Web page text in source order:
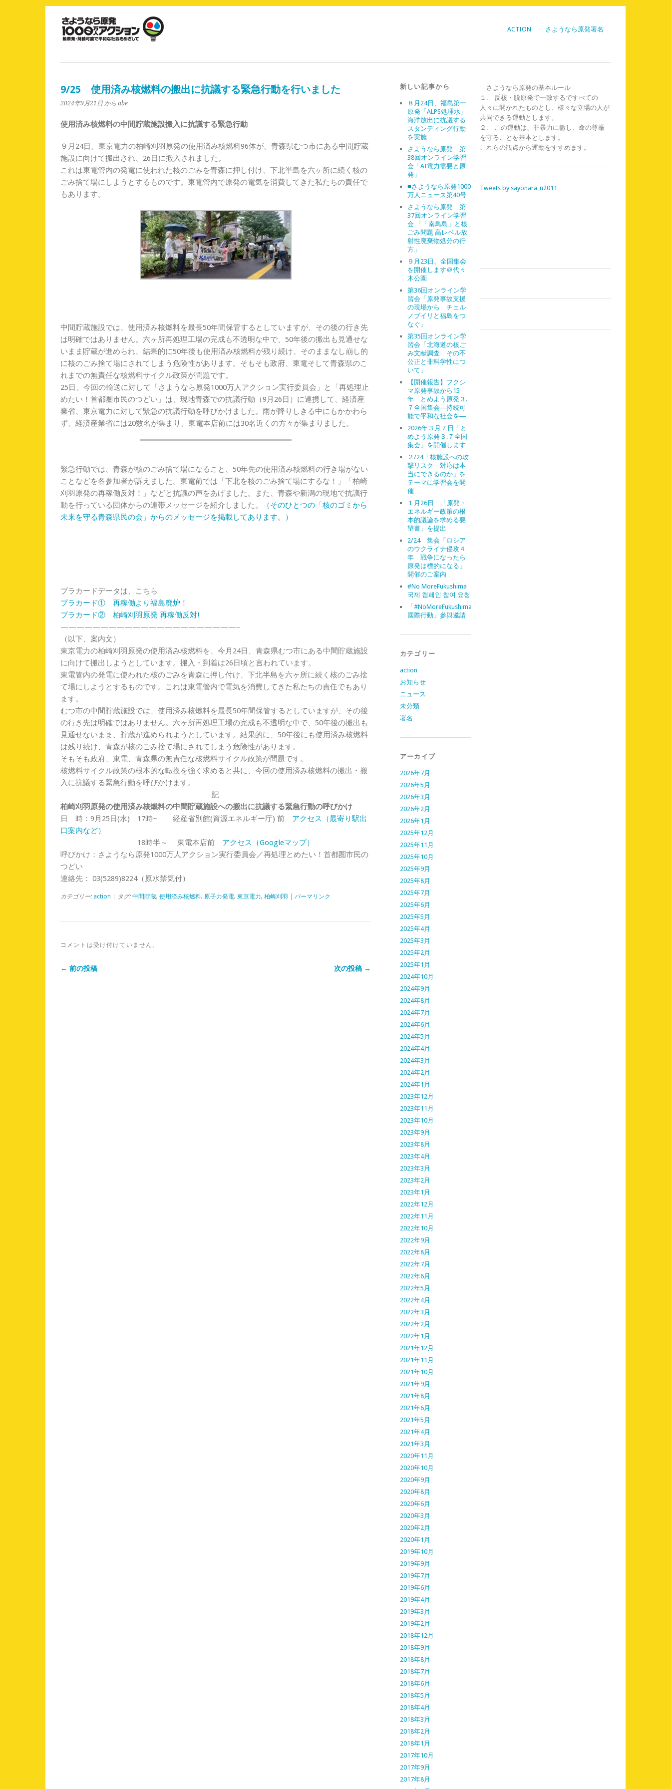
ACTION さようなら原発署名
9/25 使用済み核燃料の搬出に抗議する緊急行動を行いました
2024年9月21日 から abe
使用済み核燃料の中間貯蔵施設搬入に抗議する緊急行動
９月24日、東京電力の柏崎刈羽原発の使用済み核燃料96体が、青森県むつ市にある中間貯蔵
施設に向けて搬出され、26日に搬入されました。
これは東電管内の発電に使われた核のごみを青森に押し付け、下北半島を六ヶ所に続く核の
ごみ捨て場にしようとするものです。東電管内で原発の電気を消費してきた私たちの責任で
もあります。
中間貯蔵施設では、使用済み核燃料を最長50年間保管するとしていますが、その後の行き先
は明確ではありません。六ヶ所再処理工場の完成も不透明な中で、50年後の搬出も見通せな
いまま貯蔵が進められ、結果的に50年後も使用済み核燃料が残り続け、そのままなし崩し的
に核のごみ捨て場にされてしまう危険性があります。そもそも政府、東電そして青森県のこ
れまでの無責任な核燃料サイクル政策が問題です。
25日、今回の輸送に対して「さようなら原発1000万人アクション実行委員会」と「再処理止
めたい！首都圏市民のつどい」は、現地青森での抗議行動（9月26日）に連携して、経済産
業省、東京電力に対して緊急の抗議行動を呼びかけました。雨が降りしきる中にもかかわら
ず、経済産業省には20数名が集まり、東電本店前には30名近くの方々が集まりました。
緊急行動では、青森が核のごみ捨て場になること、50年先の使用済み核燃料の行き場がない
ことなどを各参加者が訴えました。東電前では「下北を核のごみ捨て場にするな！」「柏崎
刈羽原発の再稼働反対！」などと抗議の声をあげました。また、青森や新潟の現地で抗議行
動を行っている団体からの連帯メッセージを紹介しました。
（そのひとつの「核のゴミから
未来を守る青森県民の会」からのメッセージを掲載してあります。）
プラカードデータは、こちら
プラカード① 再稼働より福島廃炉！
プラカード② 柏崎刈羽原発 再稼働反対!
——————————————————————–
（以下、案内文）
東京電力の柏崎刈羽原発の使用済み核燃料を、今月24日、 青森県むつ市にある中間貯蔵施設
に向けて搬出しようとしています。搬入・到着は26日頃と言われています。
東電管内の発電に使われた核のごみを青森に押し付け、 下北半島を六ヶ所に続く核のごみ捨
て場にしようとするものです。
これは東電管内で電気を消費してきた私たちの責任でもあり
ます。
むつ市の中間貯蔵施設では、 使用済み核燃料を最長50年間保管するとしていますが、 その後
の行き先は明確ではありません。 六ヶ所再処理工場の完成も不透明な中で、 50年後の搬出も
見通せないまま、 貯蔵が進められようとしています。結果的に、 50年後にも使用済み核燃料
は残り続け、 青森が核のごみ捨て場にされてしまう危険性があります。
そもそも政府、東電、 青森県の無責任な核燃料サイクル政策が問題です。
核燃料サイクル政策の根本的な転換を強く求めると共に、 今回の使用済み核燃料の搬出・ 搬
入に抗議する緊急行動を呼びかけます。
記
柏崎刈羽原発の使用済み核燃料の中間貯蔵施設への搬出に抗議する緊急行動の呼びかけ
日 時：9月25日(水) 17時~ 経産省別館(資源エネルギー庁) 前 アクセス（最寄り駅出
口案内など）
18時半～ 東電本店前 アクセス（Googleマップ）
呼びかけ：さようなら原発1000万人アクション実行委員会／再処理とめたい！首都圏市民の
つどい
連絡先： 03(5289)8224（原水禁気付）
カテゴリー: action | タグ: 中間貯蔵, 使用済み核燃料, 原子力発電, 東京電力, 柏崎刈羽 パーマリンク
コメントは受け付けていません。
← 前の投稿 次の投稿 →
新しい記事から
８月24日、福島第一
原発「ALPS処理水」
海洋放出に抗議する
スタンディング行動
を実施
さようなら原発 第
38回オンライン学習
会「AI電力需要と原
発」
■さようなら原発1000
万人ニュース第40号
さようなら原発 第
37回オンライン学習
会 「「南鳥島」と核
ごみ問題 高レベル放
射性廃棄物処分の行
方」
９月23日、全国集会
を開催します＠代々
木公園
第36回オンライン学
習会「原発事故支援
の現場から チェル
ノブイリと福島をつ
なぐ」
第35回オンライン学
習会「北海道の核ご
み文献調査 その不
公正と非科学性につ
いて」
【開催報告】フクシ
マ原発事故から15
年 とめよう原発３.
７全国集会―持続可
能で平和な社会を―
2026年３月７日「と
めよう原発３.７全国
集会」を開催します
２/24「核施設への攻
撃リスク―対応は本
当にできるのか」を
テーマに学習会を開
催
１月26日 「原発・
エネルギー政策の根
本的議論を求める要
望書」を提出
2/24 集会「ロシア
のウクライナ侵攻４
年 戦争になったら
原発は標的になる」
開催のご案内
#No MoreFukushima
국제 캠페인 참여 요청
「#NoMoreFukushima
國際行動」參與邀請
カテゴリー
action
お知らせ
ニュース
未分類
署名
アーカイブ
2026年7月
2026年5月
2026年3月
2026年2月
2026年1月
2025年12月
2025年11月
2025年10月
2025年9月
2025年8月
2025年7月
2025年6月
2025年5月
2025年4月
2025年3月
2025年2月
2025年1月
2024年10月
2024年9月
2024年8月
2024年7月
2024年6月
2024年5月
2024年4月
2024年3月
2024年2月
2024年1月
2023年12月
2023年11月
2023年10月
2023年9月
2023年8月
2023年4月
2023年3月
2023年2月
2023年1月
2022年12月
2022年11月
2022年10月
2022年9月
2022年8月
2022年7月
2022年6月
2022年5月
2022年4月
2022年3月
2022年2月
2022年1月
2021年12月
2021年11月
2021年10月
2021年9月
2021年8月
2021年6月
2021年5月
2021年4月
2021年3月
2020年11月
2020年10月
2020年9月
2020年8月
2020年6月
2020年3月
2020年2月
2020年1月
2019年10月
2019年9月
2019年7月
2019年6月
2019年4月
2019年3月
2019年2月
2018年12月
2018年9月
2018年8月
2018年7月
2018年6月
2018年5月
2018年4月
2018年3月
2018年2月
2018年1月
2017年10月
2017年9月
2017年8月
さようなら原発の基本ルール
１. 反核・脱原発で一致するですべての
人々に開かれたものとし、様々な立場の人が
共同できる運動とします。
２. この運動は、非暴力に徹し、命の尊厳
を守ることを基本とします。
これらの観点から運動をすすめます。
Tweets by sayonara_n2011